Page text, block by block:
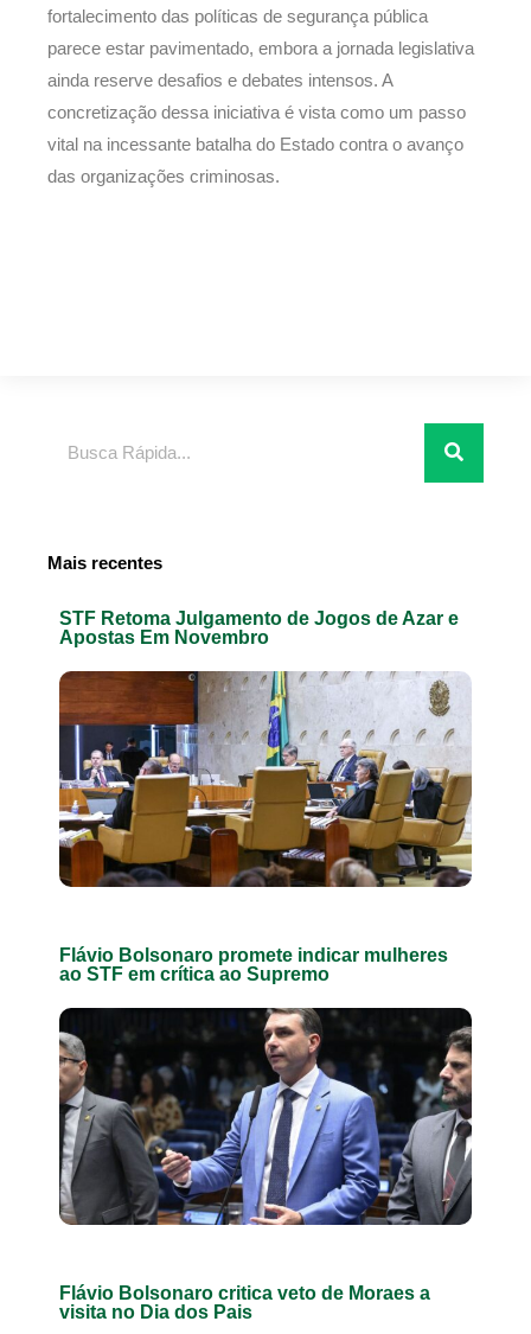
fortalecimento das políticas de segurança pública
parece estar pavimentado, embora a jornada legislativa
ainda reserve desafios e debates intensos. A
concretização dessa iniciativa é vista como um passo
vital na incessante batalha do Estado contra o avanço
das organizações criminosas.
Mais recentes
STF Retoma Julgamento de Jogos de Azar e
Apostas Em Novembro
Flávio Bolsonaro promete indicar mulheres
ao STF em crítica ao Supremo
Flávio Bolsonaro critica veto de Moraes a
visita no Dia dos Pais